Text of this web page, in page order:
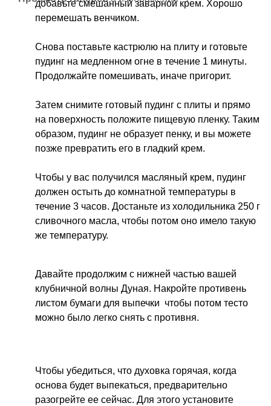
добавьте смешанный заварной крем. Хорошо
перемешать венчиком.
Снова поставьте кастрюлю на плиту и готовьте
пудинг на медленном огне в течение 1 минуты.
Продолжайте помешивать, иначе пригорит.
Затем снимите готовый пудинг с плиты и прямо
на поверхность положите пищевую пленку. Таким
образом, пудинг не образует пенку, и вы можете
позже превратить его в гладкий крем.
Чтобы у вас получился масляный крем, пудинг
должен остыть до комнатной температуры в
течение 3 часов. Достаньте из холодильника 250 г
сливочного масла, чтобы потом оно имело такую
же температуру.
Давайте продолжим с нижней частью вашей
клубничной волны Дуная. Накройте противень
листом бумаги для выпечки чтобы потом тесто
можно было легко снять с противня.
Чтобы убедиться, что духовка горячая, когда
основа будет выпекаться, предварительно
разогрейте ее сейчас. Для этого установите